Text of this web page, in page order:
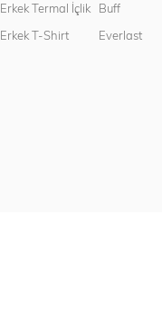
Erkek Termal İçlik
Erkek T-Shirt
Buff
Everlast